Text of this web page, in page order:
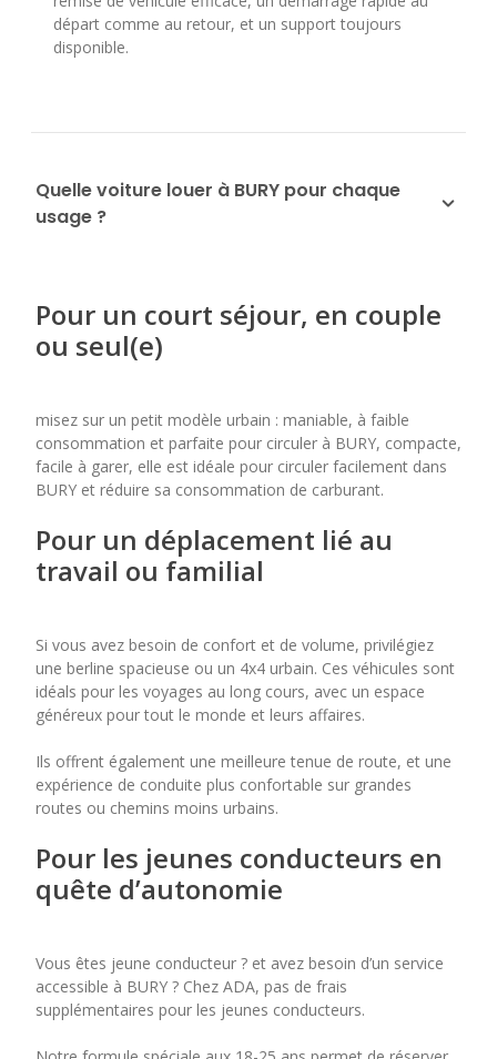
départ comme au retour, et un support toujours
disponible.
Quelle voiture louer à BURY pour chaque
usage ?
Pour un court séjour, en couple
ou seul(e)
misez sur un petit modèle urbain : maniable, à faible
consommation et parfaite pour circuler à BURY, compacte,
facile à garer, elle est idéale pour circuler facilement dans
BURY et réduire sa consommation de carburant.
Pour un déplacement lié au
travail ou familial
Si vous avez besoin de confort et de volume, privilégiez
une berline spacieuse ou un 4x4 urbain. Ces véhicules sont
idéals pour les voyages au long cours, avec un espace
généreux pour tout le monde et leurs affaires.
Ils offrent également une meilleure tenue de route, et une
expérience de conduite plus confortable sur grandes
routes ou chemins moins urbains.
Pour les jeunes conducteurs en
quête d’autonomie
Vous êtes jeune conducteur ? et avez besoin d’un service
accessible à BURY ? Chez ADA, pas de frais
supplémentaires pour les jeunes conducteurs.